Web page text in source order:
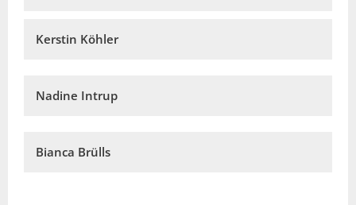
Kerstin Köhler
Nadine Intrup
Bianca Brülls